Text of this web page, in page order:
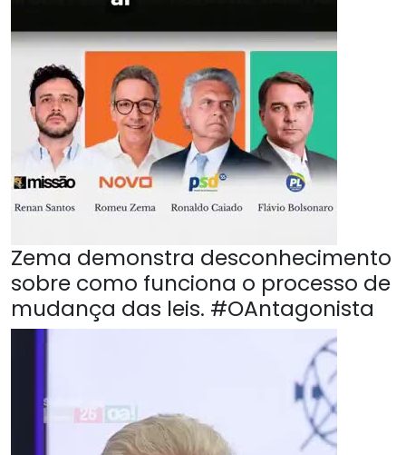
Zema demonstra desconhecimento
sobre como funciona o processo de
mudança das leis. #OAntagonista